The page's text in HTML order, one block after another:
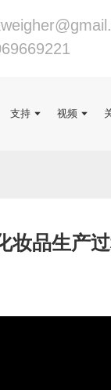
支持 视频
妆品生产